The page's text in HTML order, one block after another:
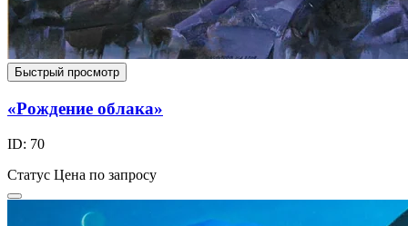
Быстрый просмотр
«Рождение облака»
ID: 70
Статус Цена по запросу